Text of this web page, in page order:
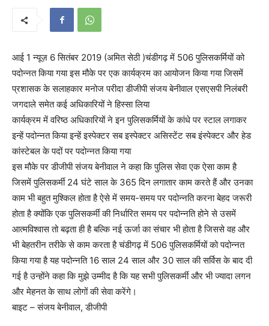
आई 1 न्यूज़ 6 सितंबर 2019 (अमित सेठी )चंडीगढ़ में 506 पुलिसकर्मियों को
पदोन्नत किया गया इस मौके पर एक कार्यक्रम का आयोजन किया गया जिसमें
प्रशासक के सलाहकार मनोज परीदा डीजीपी संजय बेनीवाल एसएसपी निलंबरी
जगदाले समेत कई अधिकारियों ने हिस्सा लिया
कार्यक्रम में वरिष्ठ अधिकारियों ने इन पुलिसकर्मियों के कांधे पर स्टाल लगाकर
इन्हें पदोन्नत किया इन्हें इस्पेक्टर सब इस्पेक्टर असिस्टेंट सब इंस्पेक्टर और हेड
कांस्टेबल के पदों पर पदोन्नत किया गया
इस मौके पर डीजीपी संजय बेनीवाल ने कहा कि पुलिस सेवा एक ऐसा काम है
जिसमें पुलिसकर्मी 24 घंटे साल के 365 दिन लगातार काम करते हैं और उनका
काम भी बहुत मुश्किल होता है ऐसे में समय-समय पर पदोन्नति करना बेहद जरूरी
होता है क्योंकि एक पुलिसकर्मी की निर्धारित समय पर पदोन्नति होने से उसमें
आत्मविश्वास तो बढ़ता ही है बल्कि नई ऊर्जा का संचार भी होता है जिससे वह और
भी बेहतरीन तरीके से काम करता है चंडीगढ़ में 506 पुलिसकर्मियों को पदोन्नत
किया गया है यह पदोन्नति 16 साल 24 साल और 30 साल की सर्विस के बाद दी
गई है उन्होंने कहा कि मुझे उम्मीद है कि यह सभी पुलिसकर्मी और भी ज्यादा लगन
और मेहनत के साथ लोगों की सेवा करेंगे।
बाइट – संजय बेनीवाल, डीजीपी